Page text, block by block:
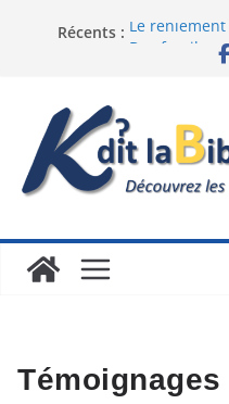
Récents : Le
Des fossiles
Caviezel et la
Témoignages